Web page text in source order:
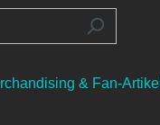
& Fan-Artikel